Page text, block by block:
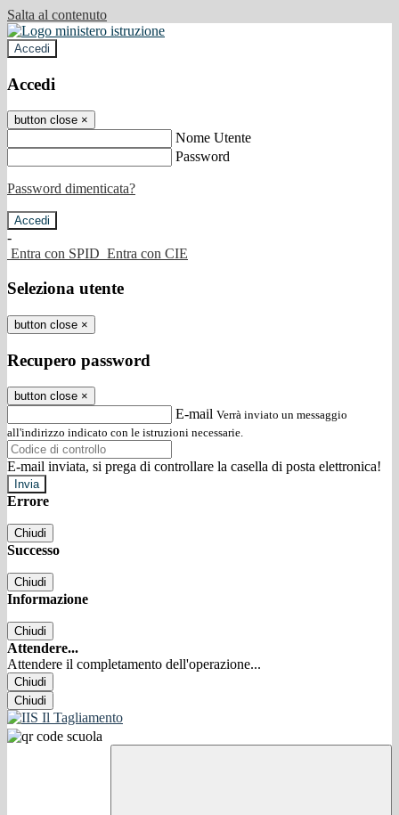
Salta al contenuto
Accedi
Accedi
button close ×
Nome Utente
Password
Password dimenticata?
-
Entra con SPID Entra con CIE
Seleziona utente
button close ×
Recupero password
button close ×
E-mail Verrà inviato un messaggio
all'indirizzo indicato con le istruzioni necessarie.
E-mail inviata, si prega di controllare la casella di posta elettronica!
Errore
Chiudi
Successo
Chiudi
Informazione
Chiudi
Attendere...
Attendere il completamento dell'operazione...
Chiudi
Chiudi